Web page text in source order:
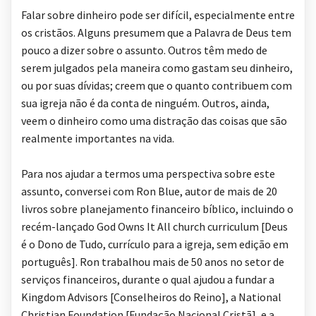
Falar sobre dinheiro pode ser difícil, especialmente entre
os cristãos. Alguns presumem que a Palavra de Deus tem
pouco a dizer sobre o assunto. Outros têm medo de
serem julgados pela maneira como gastam seu dinheiro,
ou por suas dívidas; creem que o quanto contribuem com
sua igreja não é da conta de ninguém. Outros, ainda,
veem o dinheiro como uma distração das coisas que são
realmente importantes na vida.
Para nos ajudar a termos uma perspectiva sobre este
assunto, conversei com Ron Blue, autor de mais de 20
livros sobre planejamento financeiro bíblico, incluindo o
recém-lançado God Owns It All church curriculum [Deus
é o Dono de Tudo, currículo para a igreja, sem edição em
português]. Ron trabalhou mais de 50 anos no setor de
serviços financeiros, durante o qual ajudou a fundar a
Kingdom Advisors [Conselheiros do Reino], a National